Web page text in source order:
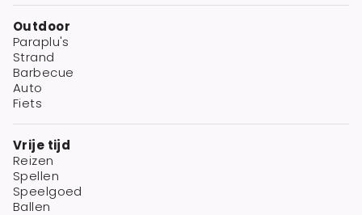
Outdoor
Paraplu's
Strand
Barbecue
Auto
Fiets
Vrije tijd
Reizen
Spellen
Speelgoed
Ballen